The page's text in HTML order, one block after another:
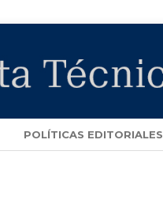
POLÍTICAS EDITORIALES